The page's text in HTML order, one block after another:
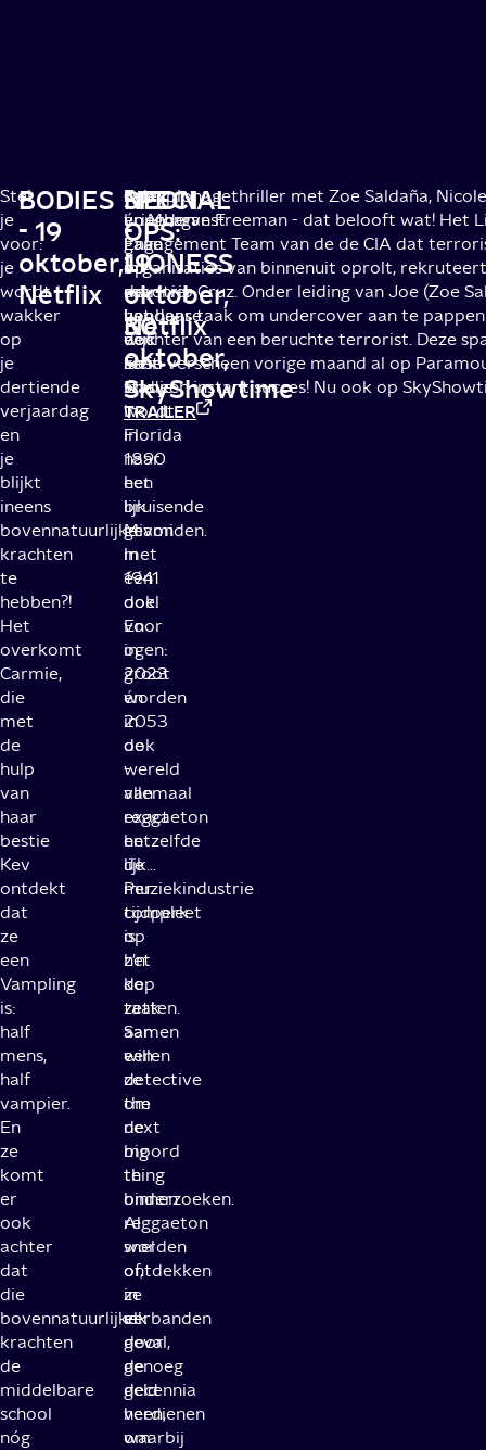
Stel
je
voor:
je
wordt
wakker
op
je
dertiende
verjaardag
en
je
blijkt
ineens
bovennatuurlijke
krachten
te
hebben?!
Het
overkomt
Carmie,
die
met
de
hulp
van
haar
bestie
Kev
ontdekt
dat
ze
een
Vampling
is:
half
mens,
half
vampier.
En
ze
komt
er
ook
achter
dat
die
bovennatuurlijke
krachten
de
middelbare
school
nóg
BODIES
- 19
oktober,
Netflix
Op
Longharvest
Lane
in
de
Londense
wijk
East
End
wordt
in
1890
een
lijk
gevonden.
In
1941
ook.
En
in
2023
én
2053
ook
-
allemaal
exact
hetzelfde
lijk...
Per
tijdperk
is
het
de
taak
aan
een
detective
om
de
moord
te
onderzoeken.
Al
snel
ontdekken
ze
verbanden
door
de
decennia
heen,
waarbij
NEON
-
19
oktober,
Netflix
Drie
vrienden
gaan
op
roadtrip
van
een
klein
stadje
in
Florida
naar
het
bruisende
Miami
met
één
doel
voor
ogen:
groot
worden
in
de
wereld
van
reggaeton
en
de
muziekindustrie
compleet
op
z'n
kop
zetten.
Samen
willen
ze
the
next
big
thing
binnen
reggaeton
worden
of,
in
elk
geval,
genoeg
geld
verdienen
om
SPECIAL
OPS:
LIONESS
-
30
oktober,
SkyShowtime
Een spionagethriller met Zoe Saldaña,
én Morgan Freeman - dat belooft wat! Het
Engagement Team van de de CIA dat
organisaties van binnenuit oprolt,
marinier Cruz. Onder leiding van Joe (Zoe
het haar taak om undercover aan te
dochter van een beruchte terrorist. Deze
serie verscheen vorige maand al op
was een instant succes! Nu ook op
TRAILER